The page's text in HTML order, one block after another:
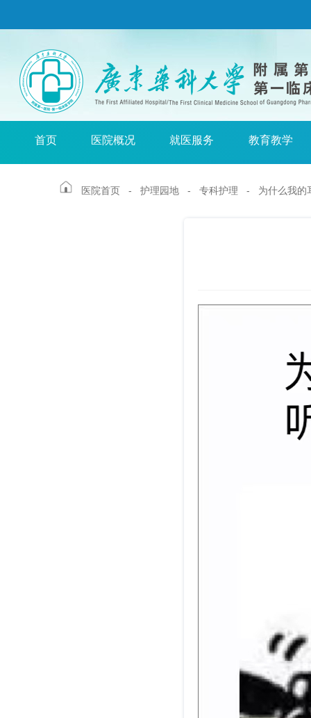
首页 医院概况 就医服务 教育教学
医院首页 - 护理园地 - 专科护理 - 为什么我的